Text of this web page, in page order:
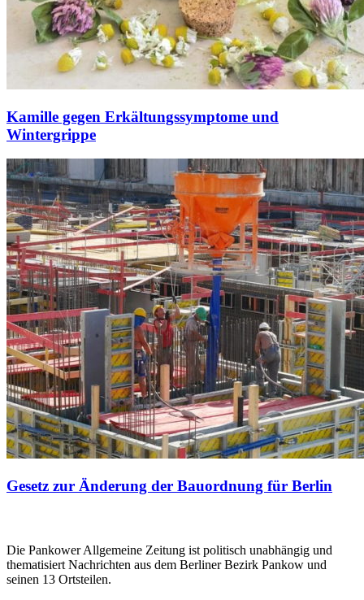
Kamille gegen Erkältungssymptome und
Wintergrippe
Gesetz zur Änderung der Bauordnung für Berlin
Die Pankower Allgemeine Zeitung ist politisch unabhängig und
thematisiert Nachrichten aus dem Berliner Bezirk Pankow und
seinen 13 Ortsteilen.